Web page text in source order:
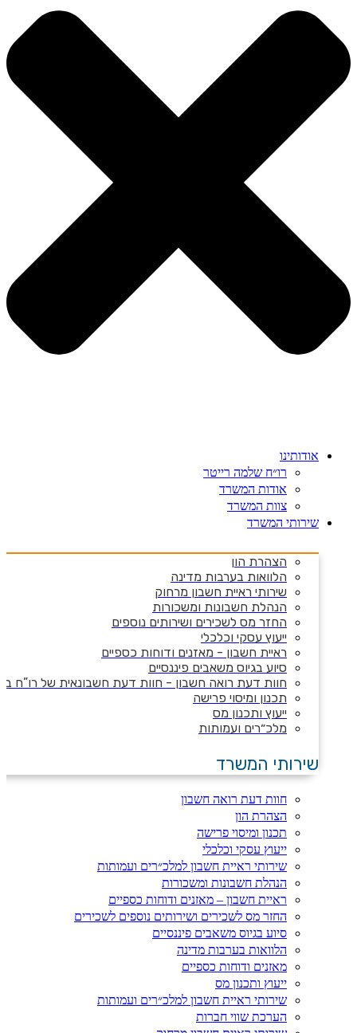
אודותינו
רו״ח שלמה רייטר
אודות המשרד
צוות המשרד
שירותי המשרד
הצהרת הון
הלוואות בערבות מדינה
שירותי ראיית חשבון מרחוק
הנהלת חשבונות ומשכורות
החזר מס לשכירים ושירותים נוספים
ייעוץ עסקי וכלכלי
ראיית חשבון - מאזנים ודוחות כספיים
סיוע בגיוס משאבים פיננסיים
חוות דעת רואה חשבון - חוות דעת חשבונאית של רו”ח
תכנון ומיסוי פרישה
ייעוץ ותכנון מס
מלכ״רים ועמותות
שירותי המשרד
חוות דעת רואה חשבון
הצהרת הון
תכנון ומיסוי פרישה
ייעוץ עסקי וכלכלי
שירותי ראיית חשבון למלכ״רים ועמותות
הנהלת חשבונות ומשכורות
ראיית חשבון – מאזנים ודוחות כספיים
החזר מס לשכירים ושירותים נוספים לשכירים
סיוע בגיוס משאבים פיננסיים
הלוואות בערבות מדינה
מאזנים ודוחות כספיים
ייעוץ ותכנון מס
שירותי ראיית חשבון למלכ״רים ועמותות
הערכת שווי חברות